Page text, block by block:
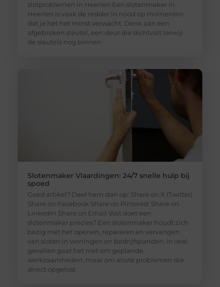
slotproblemen in Heerlen Een slotenmaker in
Heerlen is vaak de redder in nood op momenten
dat je het het minst verwacht. Denk aan een
afgebroken sleutel, een deur die dichtvalt terwijl
de sleutels nog binnen
Slotenmaker Vlaardingen: 24/7 snelle hulp bij
spoed
Goed artikel? Deel hem dan op: Share on X (Twitter)
Share on Facebook Share on Pinterest Share on
LinkedIn Share on Email Wat doet een
slotenmaker precies? Een slotenmaker houdt zich
bezig met het openen, repareren en vervangen
van sloten in woningen en bedrijfspanden. In veel
gevallen gaat het niet om geplande
werkzaamheden, maar om acute problemen die
direct opgelost